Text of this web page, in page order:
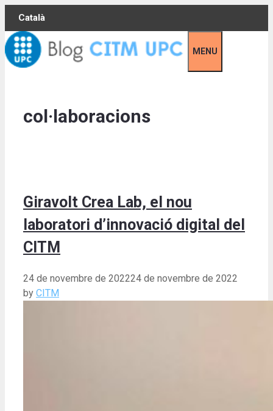
Skip
content
Català
MENU
col·laboracions
Giravolt Crea Lab, el nou
laboratori d’innovació digital del
CITM
24 de novembre de 202224 de novembre de 2022
by CITM